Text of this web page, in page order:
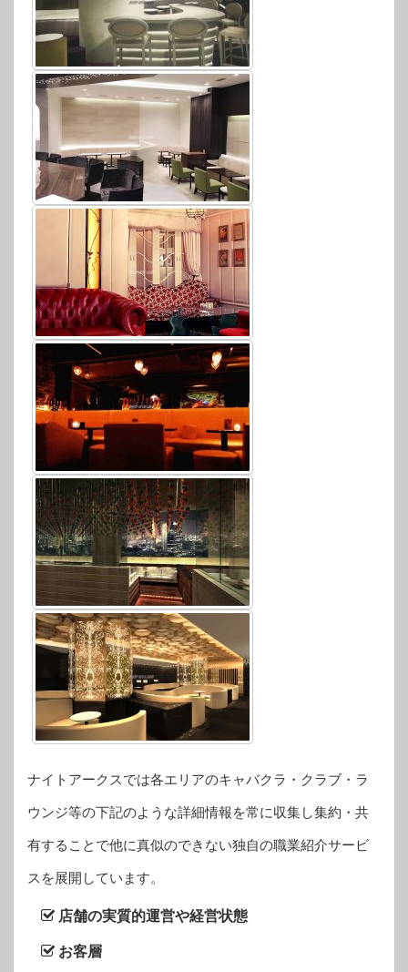
ナイトアークスでは各エリアのキャバクラ・クラブ・ラ
ウンジ等の下記のような詳細情報を常に収集し集約・共
有することで他に真似のできない独自の職業紹介サービ
スを展開しています。
店舗の実質的運営や経営状態
お客層